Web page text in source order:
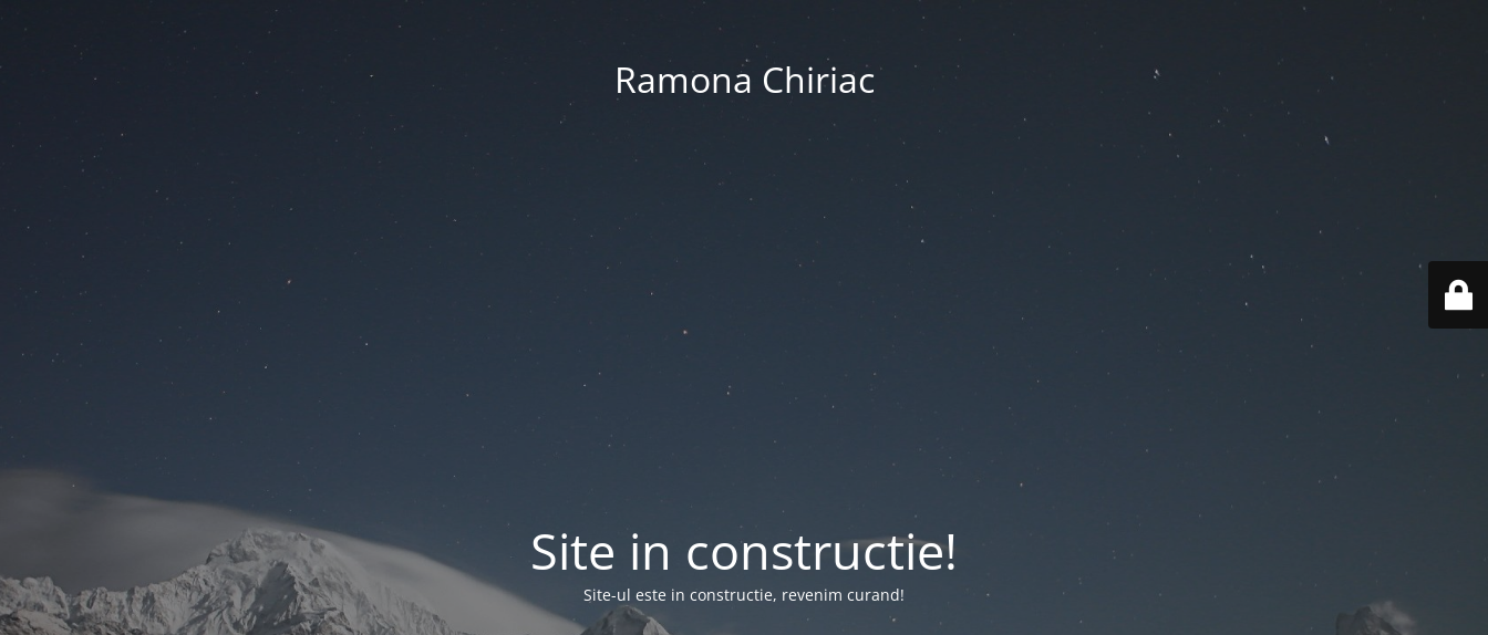
Ramona Chiriac
Site in constructie!
Site-ul este in constructie, revenim curand!